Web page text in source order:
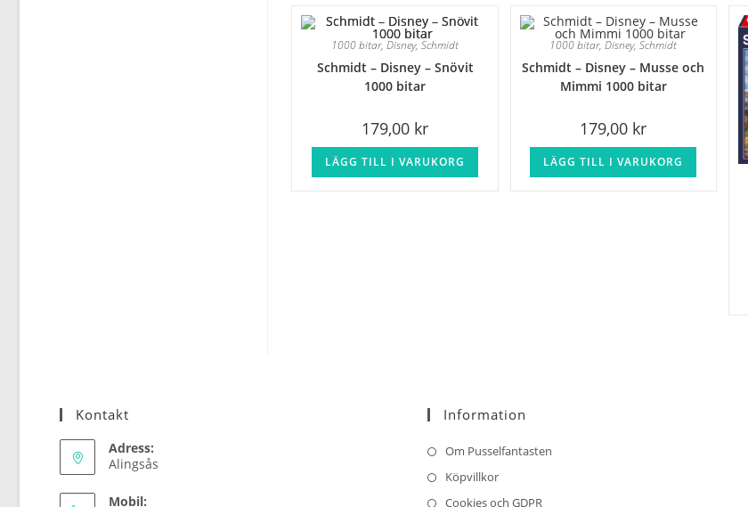
1000 bitar,Disney,Schmidt
Schmidt – Disney – Snövit
1000 bitar
179,00 kr
LÄGG TILL I VARUKORG
1000 bitar,Disney,Schmidt
Schmidt – Disney – Musse och
Mimmi 1000 bitar
179,00 kr
LÄGG TILL I VARUKORG
Kontakt
Adress:
Alingsås
Mobil:
Information
Om Pusselfantasten
Köpvillkor
Cookies och GDPR